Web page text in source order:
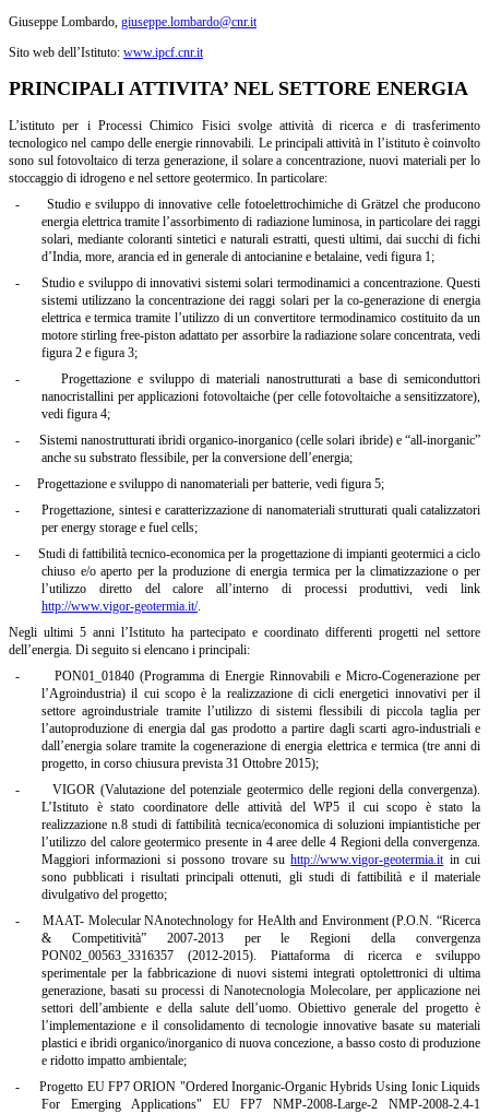
Giuseppe Lombardo, giuseppe.lombardo@cnr.it
Sito web dell’Istituto: www.ipcf.cnr.it
PRINCIPALI ATTIVITA’ NEL SETTORE ENERGIA
L’istituto per i Processi Chimico Fisici svolge attività di ricerca e di trasferimento
tecnologico nel campo delle energie rinnovabili. Le principali attività in l’istituto è coinvolto
sono sul fotovoltaico di terza generazione, il solare a concentrazione, nuovi materiali per lo
stoccaggio di idrogeno e nel settore geotermico. In particolare:
-
Studio e sviluppo di innovative celle fotoelettrochimiche di Grätzel che producono
energia elettrica tramite l’assorbimento di radiazione luminosa, in particolare dei raggi
solari, mediante coloranti sintetici e naturali estratti, questi ultimi, dai succhi di fichi
d’India, more, arancia ed in generale di antocianine e betalaine, vedi figura 1;
-
Studio e sviluppo di innovativi sistemi solari termodinamici a concentrazione. Questi
sistemi utilizzano la concentrazione dei raggi solari per la co-generazione di energia
elettrica e termica tramite l’utilizzo di un convertitore termodinamico costituito da un
motore stirling free-piston adattato per assorbire la radiazione solare concentrata, vedi
figura 2 e figura 3;
-
Progettazione e sviluppo di materiali nanostrutturati a base di semiconduttori
nanocristallini per applicazioni fotovoltaiche (per celle fotovoltaiche a sensitizzatore),
vedi figura 4;
-
Sistemi nanostrutturati ibridi organico-inorganico (celle solari ibride) e “all-inorganic”
anche su substrato flessibile, per la conversione dell’energia;
-
Progettazione e sviluppo di nanomateriali per batterie, vedi figura 5;
-
Progettazione, sintesi e caratterizzazione di nanomateriali strutturati quali catalizzatori
per energy storage e fuel cells;
-
Studi di fattibilità tecnico-economica per la progettazione di impianti geotermici a ciclo
chiuso e/o aperto per la produzione di energia termica per la climatizzazione o per
l’utilizzo diretto del calore all’interno di processi produttivi, vedi link
http://www.vigor-geotermia.it/.
Negli ultimi 5 anni l’Istituto ha partecipato e coordinato differenti progetti nel settore
dell’energia. Di seguito si elencano i principali:
-
PON01_01840 (Programma di Energie Rinnovabili e Micro-Cogenerazione per
l’Agroindustria) il cui scopo è la realizzazione di cicli energetici innovativi per il
settore agroindustriale tramite l’utilizzo di sistemi flessibili di piccola taglia per
l’autoproduzione di energia dal gas prodotto a partire dagli scarti agro-industriali e
dall’energia solare tramite la cogenerazione di energia elettrica e termica (tre anni di
progetto, in corso chiusura prevista 31 Ottobre 2015);
-
VIGOR (Valutazione del potenziale geotermico delle regioni della convergenza).
L’Istituto è stato coordinatore delle attività del WP5 il cui scopo è stato la
realizzazione n.8 studi di fattibilità tecnica/economica di soluzioni impiantistiche per
l’utilizzo del calore geotermico presente in 4 aree delle 4 Regioni della convergenza.
Maggiori informazioni si possono trovare suhttp://www.vigor-geotermia.itin cui
sono pubblicati i risultati principali ottenuti, gli studi di fattibilità e il materiale
divulgativo del progetto;
-
MAAT- Molecular NAnotechnology for HeAlth and Environment (P.O.N. “Ricerca
& Competitività” 2007-2013 per le Regioni della convergenza
PON02_00563_3316357 (2012-2015). Piattaforma di ricerca e sviluppo
sperimentale per la fabbricazione di nuovi sistemi integrati optolettronici di ultima
generazione, basati su processi di Nanotecnologia Molecolare, per applicazione nei
settori dell’ambiente e della salute dell’uomo. Obiettivo generale del progetto è
l’implementazione e il consolidamento di tecnologie innovative basate su materiali
plastici e ibridi organico/inorganico di nuova concezione, a basso costo di produzione
e ridotto impatto ambientale;
-
Progetto EU FP7 ORION "Ordered Inorganic-Organic Hybrids Using Ionic Liquids
For Emerging Applications" EU FP7 NMP-2008-Large-2 NMP-2008-2.4-1